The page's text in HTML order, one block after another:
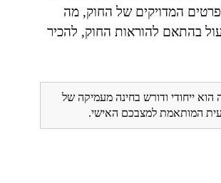
המדויקים של החוק, מה
בהתאם להוראות החוק, להכיר
הוא ייחודי ודורש בחינה מעמיקה של
המותאמת למצבכם האישי.